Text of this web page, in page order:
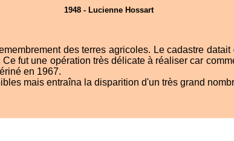
1948 - Lucienne Hossart
des terres agricoles. Le cadastre
fut une opération très délicate à réaliser car
en 1967.
mais entraîna la disparition d'un très grand